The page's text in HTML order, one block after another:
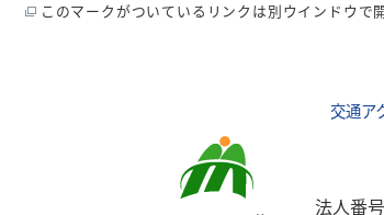
このマークがついているリンクは別ウインドウで
交通ア
法人番